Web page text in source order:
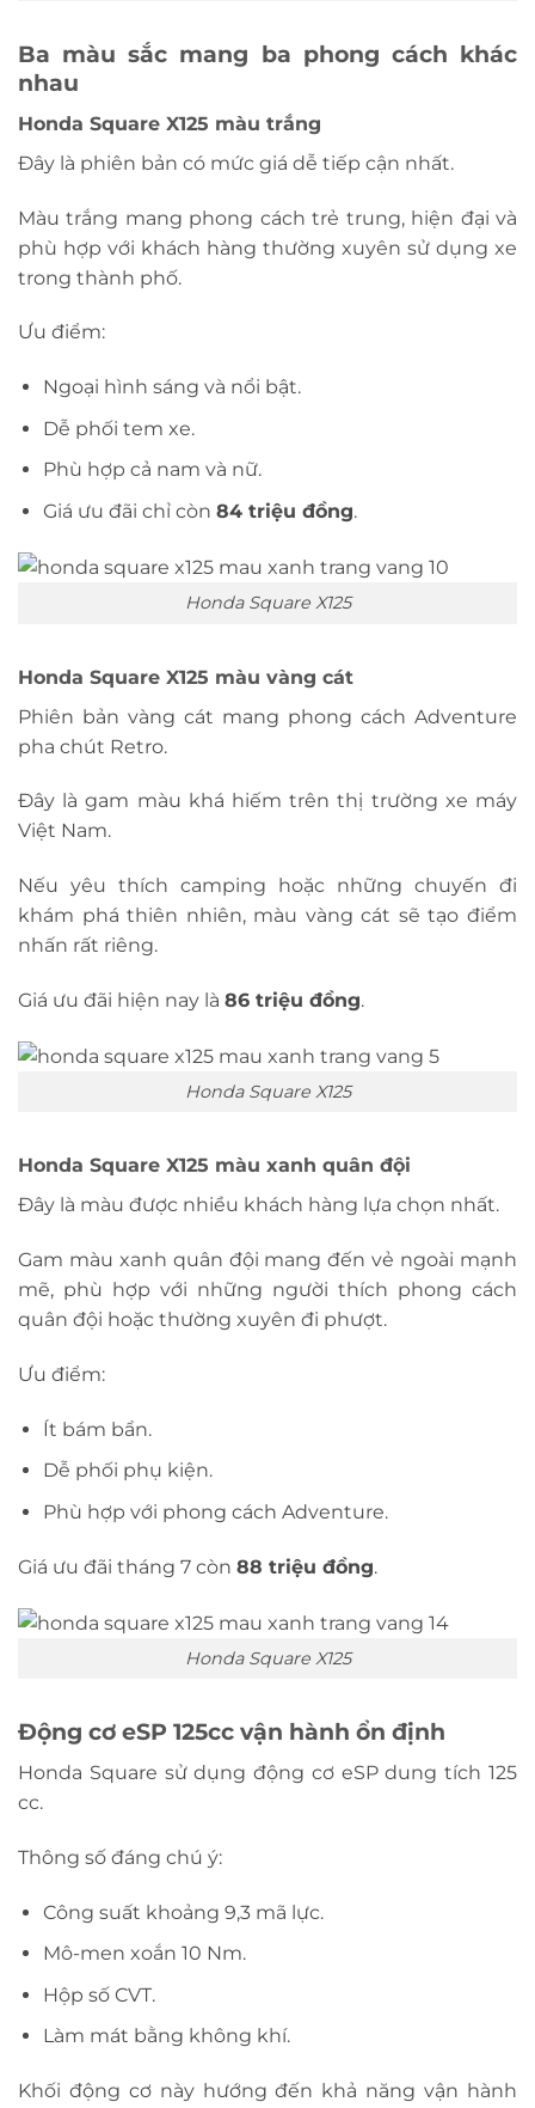
Ba màu sắc mang ba phong cách khác
nhau
Honda Square X125 màu trắng
Đây là phiên bản có mức giá dễ tiếp cận nhất.
Màu trắng mang phong cách trẻ trung, hiện đại và
phù hợp với khách hàng thường xuyên sử dụng xe
trong thành phố.
Ưu điểm:
Ngoại hình sáng và nổi bật.
Dễ phối tem xe.
Phù hợp cả nam và nữ.
Giá ưu đãi chỉ còn 84 triệu đồng.
Honda Square X125
Honda Square X125 màu vàng cát
Phiên bản vàng cát mang phong cách Adventure
pha chút Retro.
Đây là gam màu khá hiếm trên thị trường xe máy
Việt Nam.
Nếu yêu thích camping hoặc những chuyến đi
khám phá thiên nhiên, màu vàng cát sẽ tạo điểm
nhấn rất riêng.
Giá ưu đãi hiện nay là 86 triệu đồng.
Honda Square X125
Honda Square X125 màu xanh quân đội
Đây là màu được nhiều khách hàng lựa chọn nhất.
Gam màu xanh quân đội mang đến vẻ ngoài mạnh
mẽ, phù hợp với những người thích phong cách
quân đội hoặc thường xuyên đi phượt.
Ưu điểm:
Ít bám bẩn.
Dễ phối phụ kiện.
Phù hợp với phong cách Adventure.
Giá ưu đãi tháng 7 còn 88 triệu đồng.
Honda Square X125
Động cơ eSP 125cc vận hành ổn định
Honda Square sử dụng động cơ eSP dung tích 125
cc.
Thông số đáng chú ý:
Công suất khoảng 9,3 mã lực.
Mô-men xoắn 10 Nm.
Hộp số CVT.
Làm mát bằng không khí.
Khối động cơ này hướng đến khả năng vận hành